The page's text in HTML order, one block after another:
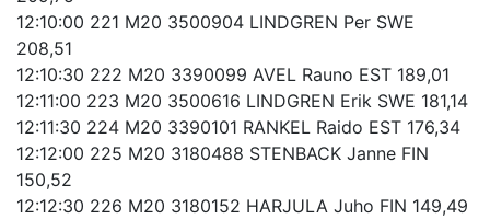
12:10:00 221 M20 3500904 LINDGREN Per SWE
208,51
12:10:30 222 M20 3390099 AVEL Rauno EST 189,01
12:11:00 223 M20 3500616 LINDGREN Erik SWE 181,14
12:11:30 224 M20 3390101 RANKEL Raido EST 176,34
12:12:00 225 M20 3180488 STENBACK Janne FIN
150,52
12:12:30 226 M20 3180152 HARJULA Juho FIN 149,49